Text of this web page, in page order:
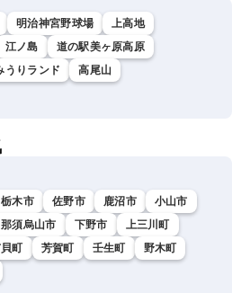
明治神宮野球場
上高地
江ノ島
道の駅美ヶ原高原
うりランド
高尾山
栃木市 佐野市 鹿沼市
小山市
那須烏山市 下野市
上三川町
町 芳賀町 壬生町
野木町